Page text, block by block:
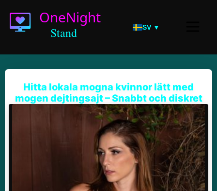
SV ▼
Hitta lokala mogna kvinnor lätt med
mogen dejtingsajt – Snabbt och diskret